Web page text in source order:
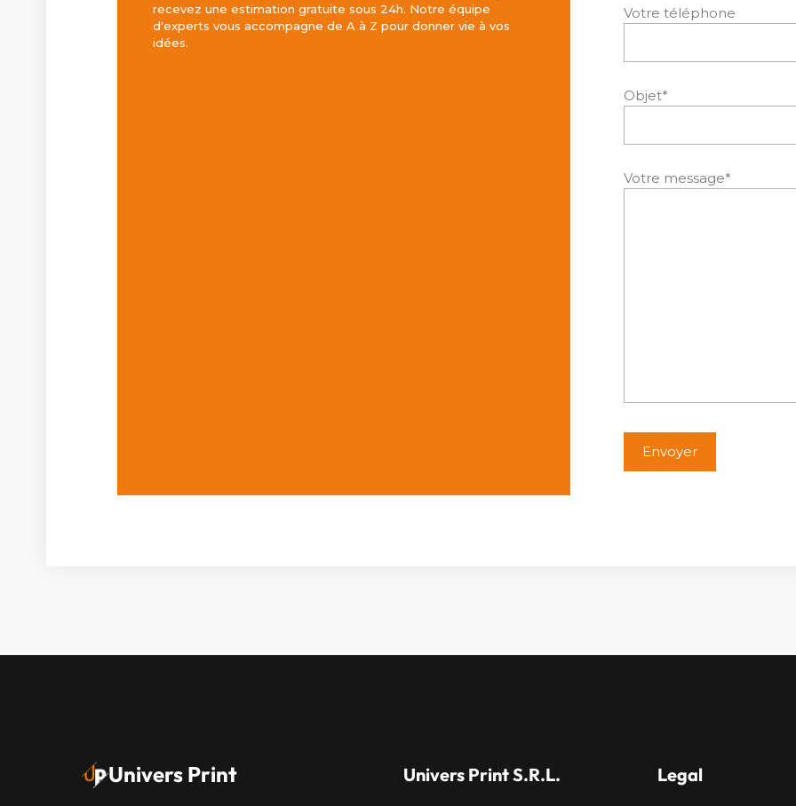
recevez une estimation gratuite sous 24h. Notre équipe
d'experts vous accompagne de A à Z pour donner vie à vos
idées.
Votre téléphone
Objet*
Votre message*
Univers Print Univers Print S.R.L. Legal